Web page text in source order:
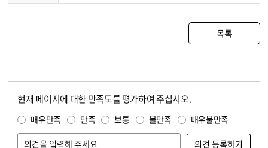
목록
현재 페이지에 대한 만족도를 평가하여 주십시오.
매우만족 만족 보통 불만족 매우불만족